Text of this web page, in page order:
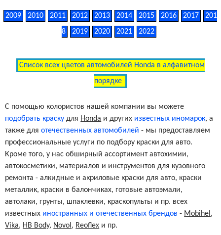
2009 2010 2011 2012 2013 2014 2015 2016 2017
201
8
2019 2020 2021 2022
Список всех цветов автомобилей Honda в алфавитном
порядке
С помощью колористов нашей компании вы можете
подобрать краску для Honda и других известных иномарок, а
также дляотечественных автомобилей - мы предоставляем
профессиональные услуги по подбору краски для авто.
Кроме того, у нас обширный ассортимент автохимии,
автокосметики, материалов и инструментов для кузовного
ремонта - алкидные и акриловые краски для авто, краски
металлик, краски в балончиках, готовые автоэмали,
автолаки, грунты, шпаклевки, краскопульты и пр. всех
известных иностранных и отечественных брендов - Mobihel ,
Vika, HB Body, Novol , Reoflex и пр.